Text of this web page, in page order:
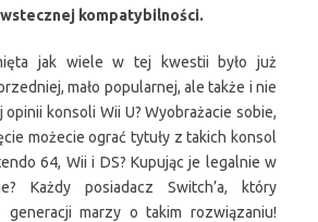
wstecznej kompatybilności.
jak wiele w tej kwestii było już
mało popularnej, ale także i nie
konsoli Wii U? Wyobrażacie sobie,
możecie ograć tytuły z takich konsol
64, Wii i DS? Kupując je legalnie w
Każdy posiadacz Switch’a, który
marzy o takim rozwiązaniu!